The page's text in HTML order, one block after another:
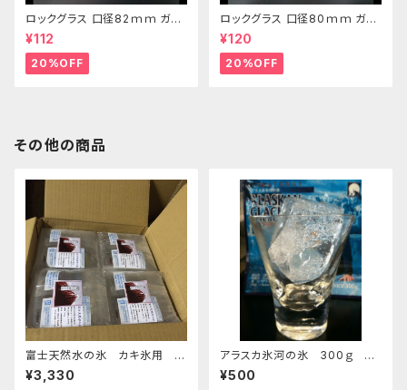
ロックグラス 口径82ｍｍ ガラ
ス製 250cc
¥112
20%OFF
ロックグラス 口径80ｍｍ ガラ
ス製 220cc
¥120
20%OFF
その他の商品
富士天然水の氷 カキ氷用 2
kg 4個セット 発泡スチロール箱
入り
¥3,330
アラスカ氷河の氷 300ｇ お
すすめ
¥500